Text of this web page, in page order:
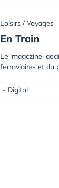
Loisirs / Voyages
En Train
Le magazine
ferroviaires et du
- Digital